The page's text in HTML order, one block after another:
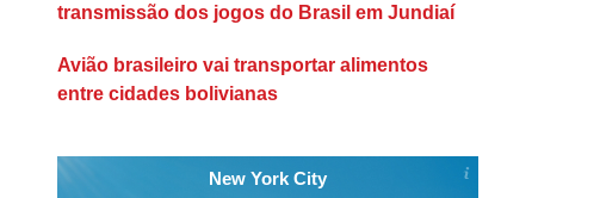
transmissão dos jogos do Brasil em Jundiaí
Avião brasileiro vai transportar alimentos
entre cidades bolivianas
New York City